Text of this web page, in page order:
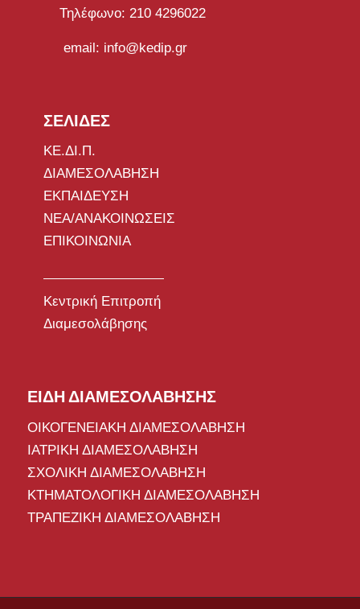
Τηλέφωνο: 210 4296022
email: info@kedip.gr
ΣΕΛΙΔΕΣ
ΚΕ.ΔΙ.Π.
ΔΙΑΜΕΣΟΛΑΒΗΣΗ
ΕΚΠΑΙΔΕΥΣΗ
ΝΕΑ/ΑΝΑΚΟΙΝΩΣΕΙΣ
ΕΠΙΚΟΙΝΩΝΙΑ
Κεντρική Επιτροπή
Διαμεσολάβησης
ΕΙΔΗ ΔΙΑΜΕΣΟΛΑΒΗΣΗΣ
ΟΙΚΟΓΕΝΕΙΑΚΗ ΔΙΑΜΕΣΟΛΑΒΗΣΗ
ΙΑΤΡΙΚΗ ΔΙΑΜΕΣΟΛΑΒΗΣΗ
ΣΧΟΛΙΚΗ ΔΙΑΜΕΣΟΛΑΒΗΣΗ
ΚΤΗΜΑΤΟΛΟΓΙΚΗ ΔΙΑΜΕΣΟΛΑΒΗΣΗ
ΤΡΑΠΕΖΙΚΗ ΔΙΑΜΕΣΟΛΑΒΗΣΗ